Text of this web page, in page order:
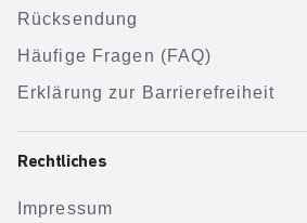
Rücksendung
Häufige Fragen (FAQ)
Erklärung zur Barrierefreiheit
Rechtliches
Impressum